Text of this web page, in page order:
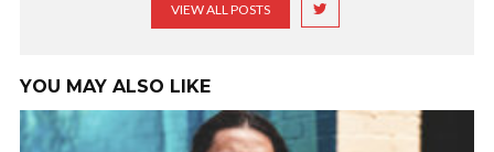
VIEW ALL POSTS
YOU MAY ALSO LIKE